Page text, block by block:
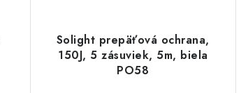
Solight prepäťová ochrana,
150J, 5 zásuviek, 5m, biela
PO58